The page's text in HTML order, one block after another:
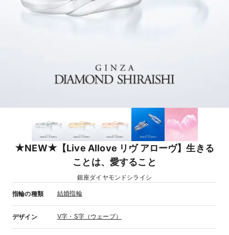
★NEW★【Live Allove リヴ アローヴ】生きる
ことは、愛すること
銀座ダイヤモンドシライシ
指輪の種類 結婚指輪
デザイン V字・S字（ウェーブ）